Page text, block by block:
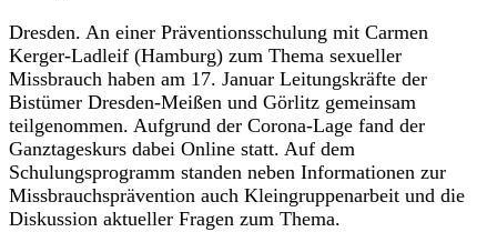
Dresden. An einer Präventionsschulung mit Carmen
Kerger-Ladleif (Hamburg) zum Thema sexueller
Missbrauch haben am 17. Januar Leitungskräfte der
Bistümer Dresden-Meißen und Görlitz gemeinsam
teilgenommen. Aufgrund der Corona-Lage fand der
Ganztageskurs dabei Online statt. Auf dem
Schulungsprogramm standen neben Informationen zur
Missbrauchsprävention auch Kleingruppenarbeit und die
Diskussion aktueller Fragen zum Thema.